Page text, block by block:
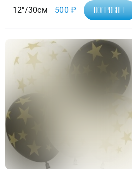
12"/30см 500₽ Подробнее